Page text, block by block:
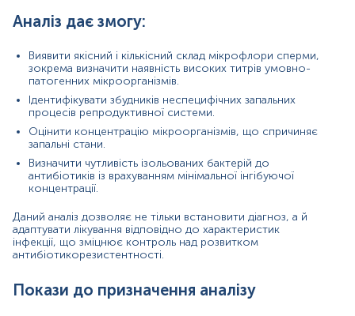
втручань).
Інфекційні захворювання – урогенітальні інфекції,
що передаються статевим шляхом (хламідії,
мікоплазми, гонококи).
Нехтування гігієною – недостатня інтимна гігієна
може сприяти накопиченню бактерій.
Зниження імунітету – ослаблення захисних
функцій організму дозволяє патогенам
активізуватися.
Довготривале запалення – хронічні
розмноженню бактерій.
Неправильне використання антибіотиків –
безконтрольний прийом антибіотиків може
спричинити появу резистентних форм бактерій.
Причини зниження рівня мікроорганізмів у спермі
Аналіз дає змогу:
Виявити якісний і кількісний склад мікрофлори сперми,
зокрема визначити наявність високих титрів умовно-
патогенних мікроорганізмів.
Ідентифікувати збудників неспецифічних запальних
процесів репродуктивної системи.
Оцінити концентрацію мікроорганізмів, що спричиняє
запальні стани.
Визначити чутливість ізольованих бактерій до
антибіотиків із врахуванням мінімальної інгібуючої
концентрації.
Даний аналіз дозволяє не тільки встановити діагноз, а й
адаптувати лікування відповідно до характеристик
інфекції, що зміцнює контроль над розвитком
антибіотикорезистентності.
Покази до призначення аналізу